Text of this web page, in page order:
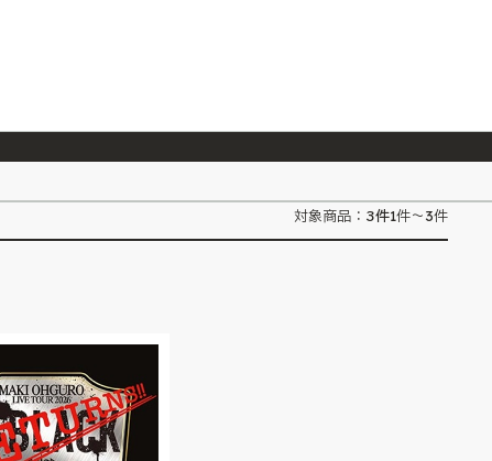
7/23 『ONE PIECE magazine 021 ONE PIECEカード付き同梱版』発売延期のご案内
対象商品： 3件1件～3件